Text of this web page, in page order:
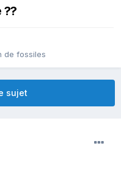
de fossiles
sujet